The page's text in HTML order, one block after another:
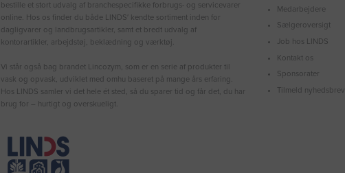
bestille et stort udvalg af branchespecifikke forbrugs- og servicevarer
online. Hos os finder du både LINDS′ kendte sortiment inden for
dagligvarer og landbrugsartikler, samt et bredt udvalg af
kontorartikler, arbejdstøj, beklædning og værktøj.
Vi står også bag brandet Lincozym, som er en serie af produkter til
vask og opvask, udviklet med omhu baseret på mange års erfaring.
Hos LINDS samler vi det hele ét sted, så du sparer tid og får det, du har
brug for – hurtigt og overskueligt.
Medarbejdere
Sælgeroversigt
Job hos LINDS
Kontakt os
Sponsorater
Tilmeld nyhedsbrev